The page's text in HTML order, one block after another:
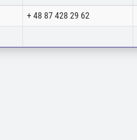
+ 48 87 428 29 62